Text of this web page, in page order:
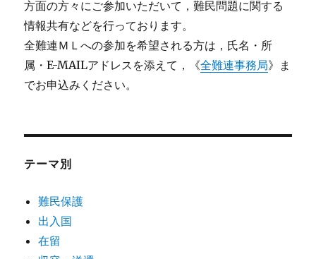
方面の方々にご参加いただいて，難民問題に関する
情報共有などを行っております。
全難連ＭＬへの参加を希望される方は，氏名・所
属・E-MAILアドレスを添えて，《全難連事務局》ま
でお申込みください。
テーマ別
難民保護
出入国
在留